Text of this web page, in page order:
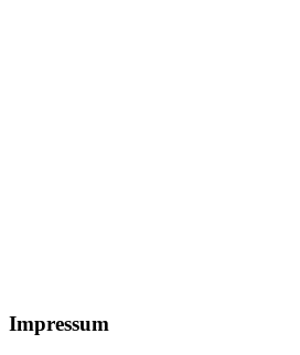
Footer
Impressum